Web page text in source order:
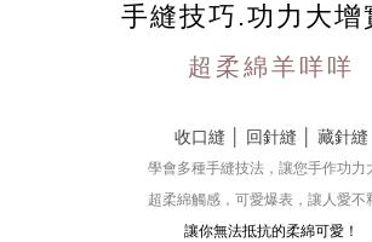
手縫技巧.功力大增
超柔綿羊咩咩
收口縫 回針縫 藏針縫
學會多種手縫技法，讓您手作功力
超柔綿觸感，可愛爆表，讓人愛不
讓你無法抵抗的柔綿可愛！